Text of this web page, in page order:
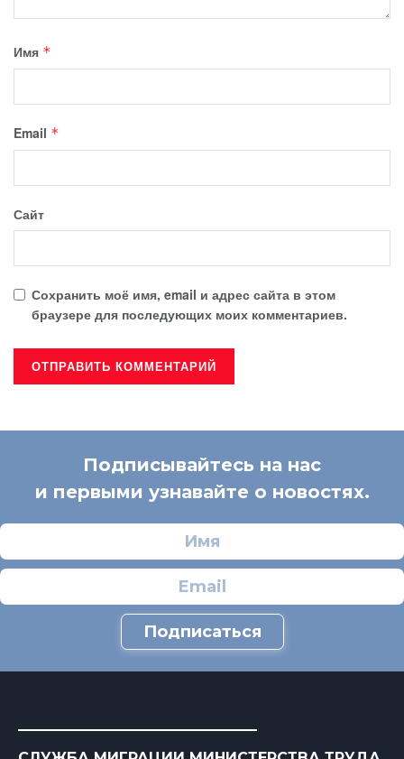
Имя *
Email *
Сайт
Сохранить моё имя, email и адрес сайта в этом
браузере для последующих моих комментариев.
Подписывайтесь на нас
и первыми узнавайте о новостях.
Подписаться